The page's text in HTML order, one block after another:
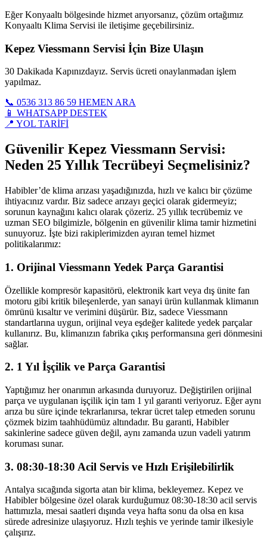
Eğer Konyaaltı bölgesinde hizmet arıyorsanız, çözüm ortağımız
Konyaaltı Klima Servisi ile iletişime geçebilirsiniz.
Kepez Viessmann Servisi İçin Bize Ulaşın
30 Dakikada Kapınızdayız. Servis ücreti onaylanmadan işlem
yapılmaz.
📞 0536 313 86 59 HEMEN ARA
📱 WHATSAPP DESTEK
📍 YOL TARİFİ
Güvenilir Kepez Viessmann Servisi:
Neden 25 Yıllık Tecrübeyi Seçmelisiniz?
Habibler’de klima arızası yaşadığınızda, hızlı ve kalıcı bir çözüme
ihtiyacınız vardır. Biz sadece arızayı geçici olarak gidermeyiz;
sorunun kaynağını kalıcı olarak çözeriz. 25 yıllık tecrübemiz ve
uzman SEO bilgimizle, bölgenin en güvenilir klima tamir hizmetini
sunuyoruz. İşte bizi rakiplerimizden ayıran temel hizmet
politikalarımız:
1. Orijinal Viessmann Yedek Parça Garantisi
Özellikle kompresör kapasitörü, elektronik kart veya dış ünite fan
motoru gibi kritik bileşenlerde, yan sanayi ürün kullanmak klimanın
ömrünü kısaltır ve verimini düşürür. Biz, sadece Viessmann
standartlarına uygun, orijinal veya eşdeğer kalitede yedek parçalar
kullanırız. Bu, klimanızın fabrika çıkış performansına geri dönmesini
sağlar.
2. 1 Yıl İşçilik ve Parça Garantisi
Yaptığımız her onarımın arkasında duruyoruz. Değiştirilen orijinal
parça ve uygulanan işçilik için tam 1 yıl garanti veriyoruz. Eğer aynı
arıza bu süre içinde tekrarlanırsa, tekrar ücret talep etmeden sorunu
çözmek bizim taahhüdümüz altındadır. Bu garanti, Habibler
sakinlerine sadece güven değil, aynı zamanda uzun vadeli yatırım
koruması sunar.
3. 08:30-18:30 Acil Servis ve Hızlı Erişilebilirlik
Antalya sıcağında sigorta atan bir klima, bekleyemez. Kepez ve
Habibler bölgesine özel olarak kurduğumuz 08:30-18:30 acil servis
hattımızla, mesai saatleri dışında veya hafta sonu da olsa en kısa
sürede adresinize ulaşıyoruz. Hızlı teşhis ve yerinde tamir ilkesiyle
çalışırız.